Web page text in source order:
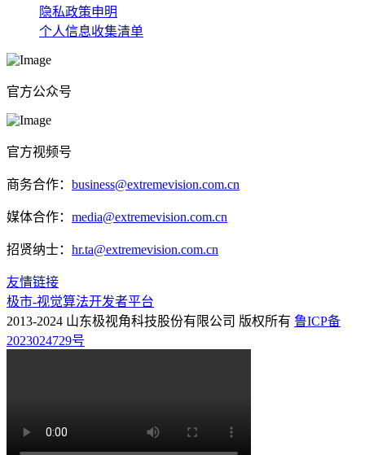
隐私政策申明
个人信息收集清单
官方公众号
官方视频号
商务合作： business@extremevision.com.cn
媒体合作： media@extremevision.com.cn
招贤纳士： hr.ta@extremevision.com.cn
友情链接
极市-视觉算法开发者平台
2013-2024 山东极视角科技股份有限公司 版权所有 鲁ICP备
2023024729号